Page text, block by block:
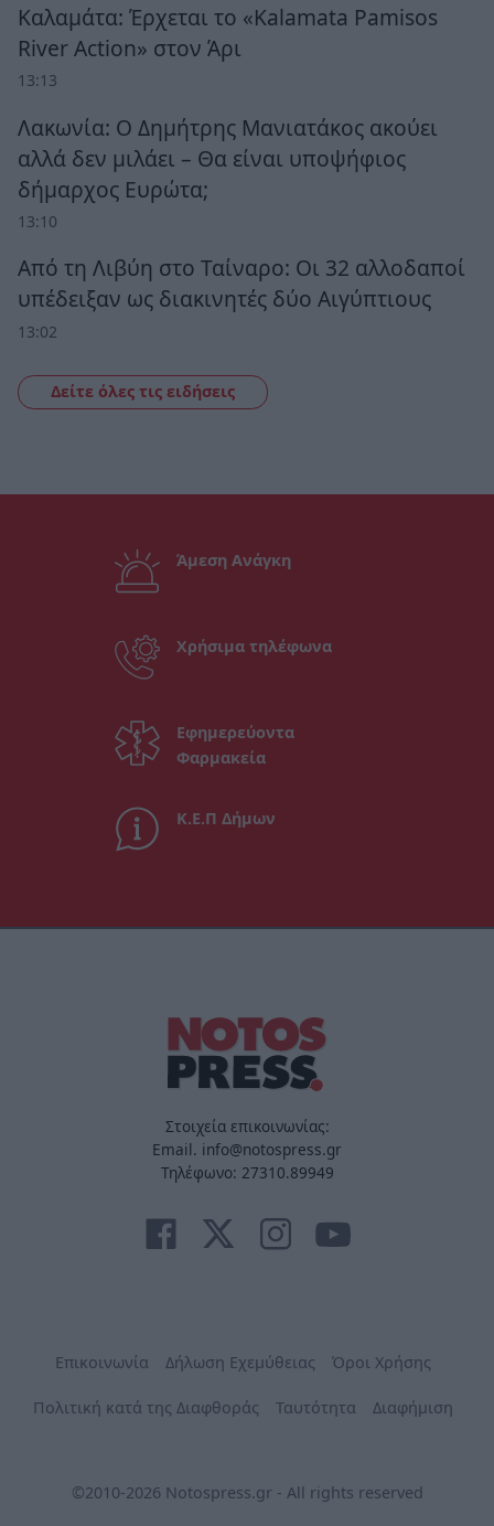
Καλαμάτα: Έρχεται το «Kalamata Pamisos
River Action» στον Άρι
13:13
Λακωνία: Ο Δημήτρης Μανιατάκος ακούει
αλλά δεν μιλάει – Θα είναι υποψήφιος
δήμαρχος Ευρώτα;
13:10
Από τη Λιβύη στο Ταίναρο: Οι 32 αλλοδαποί
υπέδειξαν ως διακινητές δύο Αιγύπτιους
13:02
Δείτε όλες τις ειδήσεις
Άμεση Ανάγκη
Χρήσιμα τηλέφωνα
Εφημερεύοντα
Φαρμακεία
Κ.Ε.Π Δήμων
Στοιχεία επικοινωνίας:
Email. info@notospress.gr
Τηλέφωνο: 27310.89949
Επικοινωνία Δήλωση Εχεμύθειας Όροι Χρήσης
Πολιτική κατά της Διαφθοράς Ταυτότητα Διαφήμιση
©2010-2026 Notospress.gr - All rights reserved